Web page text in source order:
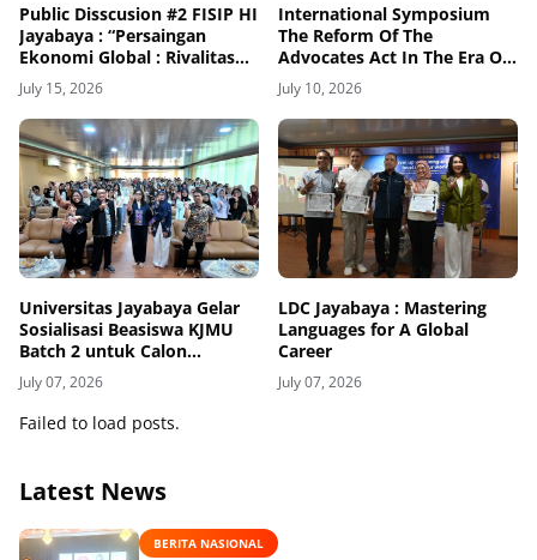
Public Disscusion #2 FISIP HI
Jayabaya : “Persaingan
Ekonomi Global : Rivalitas
Antar Negara - Negara Besar
Dalam Sistem Internasional
Kotemporer"
July 15, 2026
International Symposium
The Reform Of The
Advocates Act In The Era Of
Globalization at Jayabaya
University
July 10, 2026
Universitas Jayabaya Gelar
Sosialisasi Beasiswa KJMU
Batch 2 untuk Calon
Mahasiswa Universitas
Jayabaya
July 07, 2026
LDC Jayabaya : Mastering
Languages for A Global
Career
July 07, 2026
Failed to load posts.
Latest News
BERITA NASIONAL